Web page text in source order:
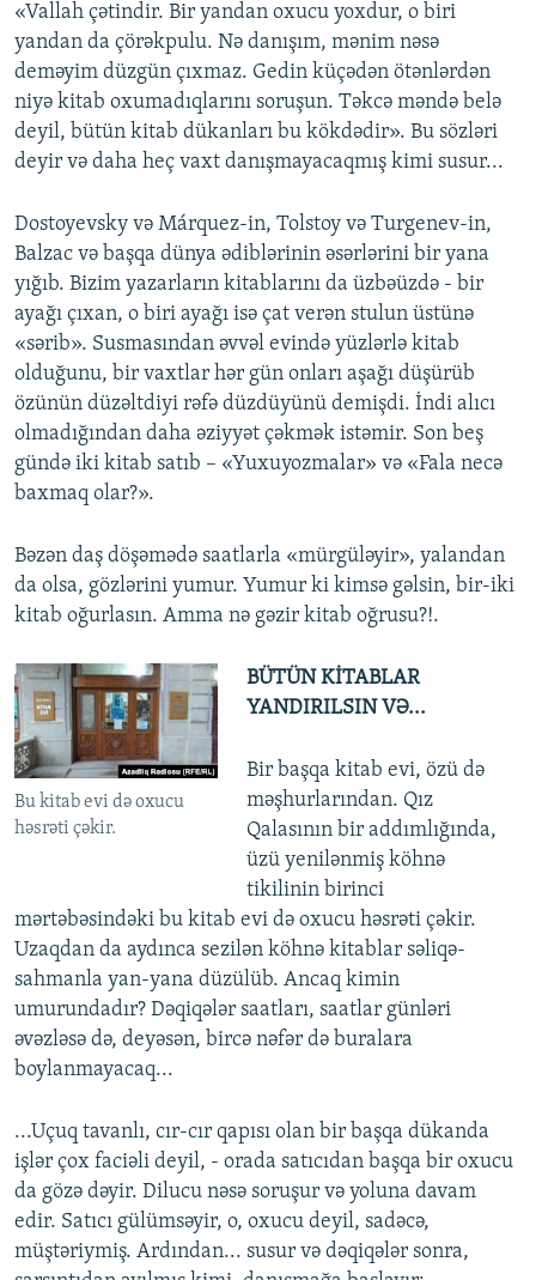
«Vallah çətindir. Bir yandan oxucu yoxdur, o biri
yandan da çörəkpulu. Nə danışım, mənim nəsə
deməyim düzgün çıxmaz. Gedin küçədən ötənlərdən
niyə kitab oxumadıqlarını soruşun. Təkcə məndə belə
deyil, bütün kitab dükanları bu kökdədir». Bu sözləri
deyir və daha heç vaxt danışmayacaqmış kimi susur...
Dostoyevsky və Márquez-in, Tolstoy və Turgenev-in,
Balzac və başqa dünya ədiblərinin əsərlərini bir yana
yığıb. Bizim yazarların kitablarını da üzbəüzdə - bir
ayağı çıxan, o biri ayağı isə çat verən stulun üstünə
«sərib». Susmasından əvvəl evində yüzlərlə kitab
olduğunu, bir vaxtlar hər gün onları aşağı düşürüb
özünün düzəltdiyi rəfə düzdüyünü demişdi. İndi alıcı
olmadığından daha əziyyət çəkmək istəmir. Son beş
gündə iki kitab satıb – «Yuxuyozmalar» və «Fala necə
baxmaq olar?».
Bəzən daş döşəmədə saatlarla «mürgüləyir», yalandan
da olsa, gözlərini yumur. Yumur ki kimsə gəlsin, bir-iki
kitab oğurlasın. Amma nə gəzir kitab oğrusu?!.
Bu kitab evi də oxucu
həsrəti çəkir.
BÜTÜN KİTABLAR
YANDIRILSIN VƏ...
Bir başqa kitab evi, özü də
məşhurlarından. Qız
Qalasının bir addımlığında,
üzü yenilənmiş köhnə
tikilinin birinci
mərtəbəsindəki bu kitab evi də oxucu həsrəti çəkir.
Uzaqdan da aydınca sezilən köhnə kitablar səliqə-
sahmanla yan-yana düzülüb. Ancaq kimin
umurundadır? Dəqiqələr saatları, saatlar günləri
əvəzləsə də, deyəsən, bircə nəfər də buralara
boylanmayacaq...
...Uçuq tavanlı, cır-cır qapısı olan bir başqa dükanda
işlər çox faciəli deyil, - orada satıcıdan başqa bir oxucu
da gözə dəyir. Dilucu nəsə soruşur və yoluna davam
edir. Satıcı gülümsəyir, o, oxucu deyil, sadəcə,
müştəriymiş. Ardından... susur və dəqiqələr sonra,